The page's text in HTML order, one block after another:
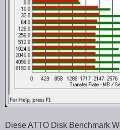
Diese ATTO Disk Benchmark